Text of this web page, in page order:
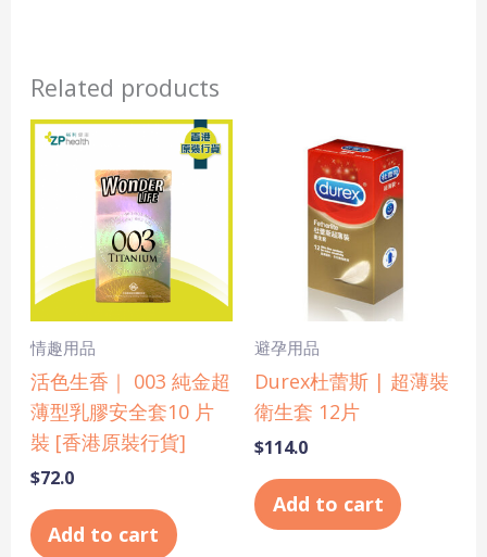
Related products
情趣用品
活色生香｜ 003 純金超
薄型乳膠安全套10 片
裝 [香港原裝行貨]
$72.0
Add to cart
避孕用品
Durex杜蕾斯 | 超薄裝
衛生套 12片
$114.0
Add to cart